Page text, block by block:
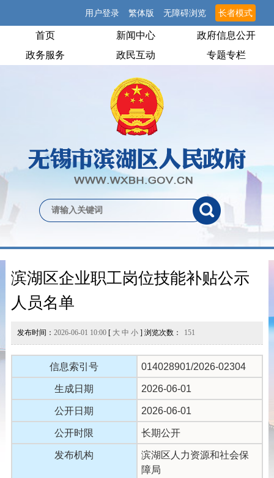
用户登录 繁体版 无障碍浏览 长者模式
首页 新闻中心
政府信息公开
政务服务
政民互动 专题专栏
滨湖区企业职工岗位技能补贴公示
人员名单
发布时间： 2026-06-01 10:00[ 大 中 小] 浏览次数： 151
信息索引号 014028901/2026-02304
生成日期 2026-06-01
公开日期 2026-06-01
公开时限 长期公开
发布机构
滨湖区人力资源和社会保
障局